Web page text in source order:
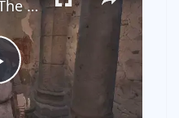
Tainted Grail: The Fall of Avalon - Minher Rites: Talk To Neante About The Corrupted Temple Gameplay